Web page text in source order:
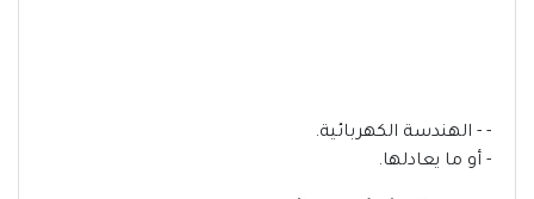
- - الهندسة الكهربائية.
- أو ما يعادلها.